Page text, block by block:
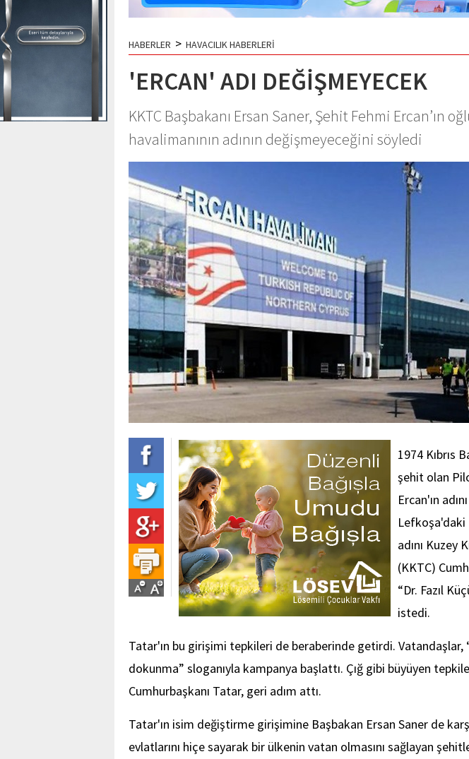
HABERLER > HAVACILIK HABERLERİ
'ERCAN' ADI DEĞİŞMEYECEK
KKTC Başbakanı Ersan Saner, Şehit Fehmi Ercan’ın
havalimanının adının değişmeyeceğini söyledi
1974 Kıbrıs
şehit olan
Ercan'ın
Lefkoşa'daki
adını Kuzey
(KKTC)
“Dr. Fazıl
istedi.
Tatar'ın bu girişimi tepkileri de beraberinde getirdi. Vatandaşlar,
dokunma” sloganıyla kampanya başlattı. Çığ gibi büyüyen
Cumhurbaşkanı Tatar, geri adım attı.
Tatar'ın isim değiştirme girişimine Başbakan Ersan Saner de
evlatlarını hiçe sayarak bir ülkenin vatan olmasını sağlayan